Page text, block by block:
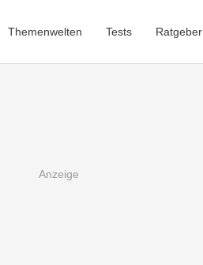
Themenwelten Tests Ratgeber